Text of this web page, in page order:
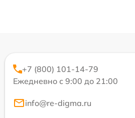
+7 (800) 101-14-79
Ежедневно с 9:00 до 21:00
info@re-digma.ru